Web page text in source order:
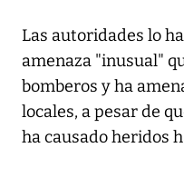
Las autoridades lo
amenaza "inusual"
bomberos y ha
locales, a pesar de
ha causado heridos